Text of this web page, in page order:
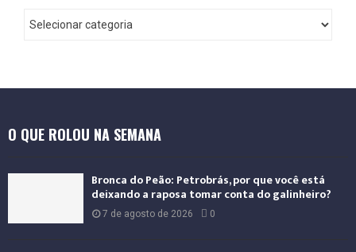
O QUE ROLOU NA SEMANA
Bronca do Peão: Petrobrás, por que você está
deixando a raposa tomar conta do galinheiro?
7 de agosto de 2026 0